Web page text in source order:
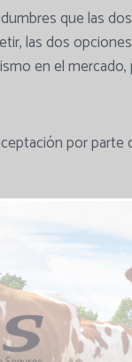
que las
las dos
en el
por parte
de precio,
la carne barata,
precio. A todo
que podría haber